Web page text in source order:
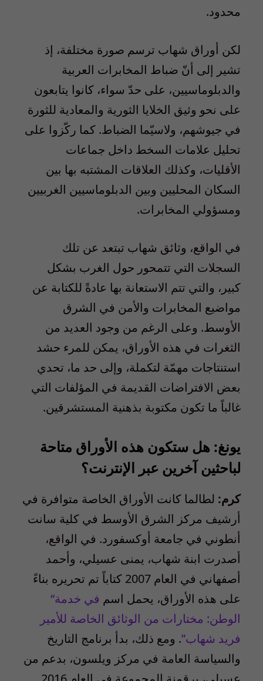
محدود.
لكن أوراق شهاب ترسم صورة مختلفة، إذ
تشير إلى أنّ ضباط المخابرات العربية
والدبلوماسيين، على حدّ سواء، كانوا يتابعون
على نحو وثيق الخلايا الثورية والمعادية للثورة
في جيوشهم، ولاسيّما الضباط. كما ركّزوا على
تحليل علامات السخط داخل جماعات
الأقليات، وكذلك العلاقات المشتبه بها بين
السكان المحليين وبين الدبلوماسيين الغربيين
ومسؤولي المخابرات.
في الواقع، وثائق شهاب تبتعد عن تلك
السجلات التي تتمحور حول الغرب بشكل
كبير، والتي تتم الاستعانة بها عادةً للكتابة عن
مواضيع المخابرات والأمن في الشرق
الأوسط. وعلى الرغم من وجود العديد من
الثغرات في هذه الأوراق، يمكن للمرء حشد
استنتاجات مهمّة لتكملة، وإلى حد ما، تحدي
بعض الافتراضات القديمة في المؤلفات التي
غالباً ما تكون مكتوبة بذهنية المستشرقين.
يونغ: هل ستكون هذه الأوراق متاحة
لباحثين آخرين عبر الإنترنت؟
كرم: لطالما كانت الأوراق الخاصة متوافرة في
أرشيف مركز الشرق الأوسط في كلية سانت
أنطوني في جامعة أوكسفورد. في الواقع،
أصدرت ابنة شهاب، يمنى عسيلي، وأحمد
أصفهاني في العام 2007 كتاباً تم تحريره بناءً
على هذه الأوراق، يحمل اسم
“في خدمة
الوطن: مختارات من الوثائق الخاصة للأمير
فريد شهاب”. ومع ذلك، بدأ برنامج التاريخ
والسياسة العامة في مركز ويلسون، بدعم من